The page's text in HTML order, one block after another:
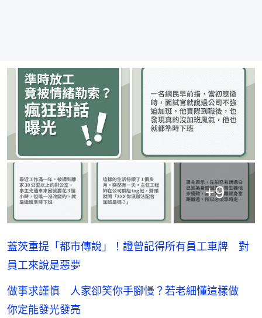
+9
蓋茨重提「都市傳說」！證曾記得所有員工車牌 對
員工來說是惡夢
做事求謹慎 人家卻笑你手腳慢？若老細懂這樣做
你定能發光發亮